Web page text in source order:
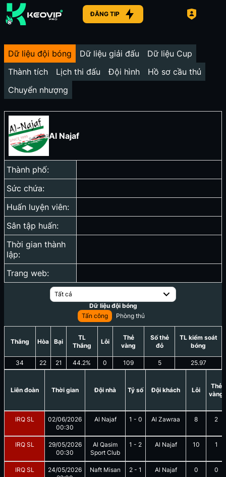
ĐĂNG TIP
Dữ liệu đội bóng Dữ liệu giải đấu
Dữ liệu Cup
Thành tích
Lịch thi đấu Đội hình
Hồ sơ cầu thủ
Chuyển nhượng
Al Najaf
Thành phố:
Sức chứa:
Huấn luyện viên:
Sân tập huấn:
Thời gian thành
lập:
Trang web:
Tất cả
Dữ liệu đội bóng
Tấn công
Phòng thủ
Thắng
34
Hòa
22
Bại
21
TL
Thắng
44.2%
Lỗi
0
Thẻ
vàng
109
Số thẻ
đỏ
5
TL kiểm soát
bóng
25.97
Liên đoàn Thời gian Đội nhà Tỷ số Đội khách Lỗi
Thẻ
vàng
IRQ SL
02/06/2026
00:30
Al Najaf 1 - 0 Al Zawraa 8 2
IRQ SL
29/05/2026
00:30
Al Qasim
Sport Club
1 - 2 Al Najaf 10 1
IRQ SL
24/05/2026
Naft Misan 2 - 1 Al Najaf 0 0